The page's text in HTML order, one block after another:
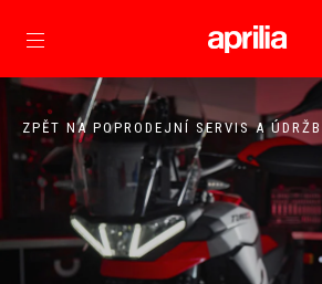
Přejít na hlavní
ZPĚT NA POPRODEJNÍ SERVIS A